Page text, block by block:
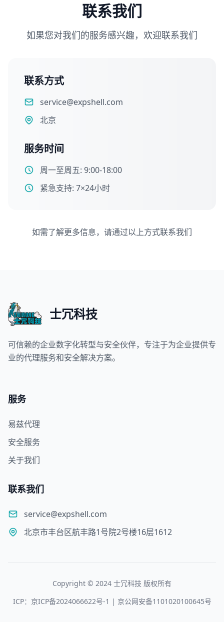
联系我们
如果您对我们的服务感兴趣，欢迎联系我们
联系方式
service@expshell.com
北京
服务时间
周一至周五: 9:00-18:00
紧急支持: 7×24小时
如需了解更多信息，请通过以上方式联系我们
士冗科技
可信赖的企业数字化转型与安全伙伴，专注于为企业提供专
业的代理服务和安全解决方案。
服务
易兹代理
安全服务
关于我们
联系我们
service@expshell.com
北京市丰台区航丰路1号院2号楼16层1612
Copyright © 2024 士冗科技 版权所有
ICP：京ICP备2024066622号-1 | 京公网安备1101020100645号